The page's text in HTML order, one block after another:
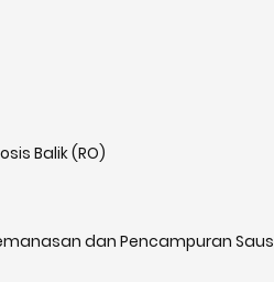
Balik (RO)
dan Pencampuran Saus